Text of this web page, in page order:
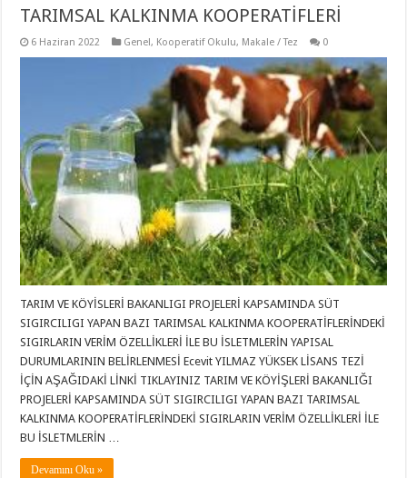
TARIMSAL KALKINMA KOOPERATİFLERİ
6 Haziran 2022 Genel, Kooperatif Okulu, Makale / Tez 0
TARIM VE KÖYİSLERİ BAKANLIGI PROJELERİ KAPSAMINDA SÜT
SIGIRCILIGI YAPAN BAZI TARIMSAL KALKINMA KOOPERATİFLERİNDEKİ
SIGIRLARIN VERİM ÖZELLİKLERİ İLE BU İSLETMLERİN YAPISAL
DURUMLARININ BELİRLENMESİ Ecevit YILMAZ YÜKSEK LİSANS TEZİ
İÇİN AŞAĞIDAKİ LİNKİ TIKLAYINIZ TARIM VE KÖYİŞLERİ BAKANLIĞI
PROJELERİ KAPSAMINDA SÜT SIGIRCILIGI YAPAN BAZI TARIMSAL
KALKINMA KOOPERATİFLERİNDEKİ SIGIRLARIN VERİM ÖZELLİKLERİ İLE
BU İSLETMLERİN …
Devamını Oku »